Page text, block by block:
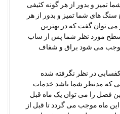
تمیز و بدور از هر گونه کثیفی
های شما تمیز و بدور از هر
می توان گفت که در بهترین
سطح مورد نظر شما پس از ساب
می شود براق و شفاف
کفسابی در نظر نگرفته شده
که مدنظر شما باشد خدمات
فصل را می توان یک ماه قبل
ماه موجب می گردد تا قبل از